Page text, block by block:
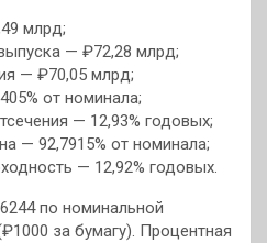
млрд;
— ₽72,28 млрд;
— ₽70,05 млрд;
от номинала;
— 12,93% годовых;
— 92,7915% от номинала;
— 12,92% годовых.
по номинальной
за бумагу). Процентная